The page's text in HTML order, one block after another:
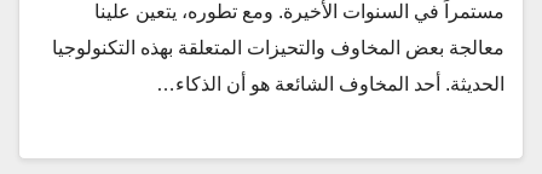
مستمراً في السنوات الأخيرة. ومع تطوره، يتعين علينا
معالجة بعض المخاوف والتحيزات المتعلقة بهذه التكنولوجيا
الحديثة. أحد المخاوف الشائعة هو أن الذكاء…